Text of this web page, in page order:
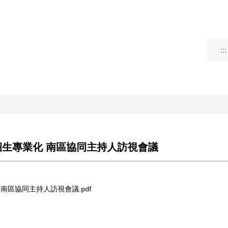
:::
專業化 南區協同主持人訪視會議
區協同主持人訪視會議.pdf